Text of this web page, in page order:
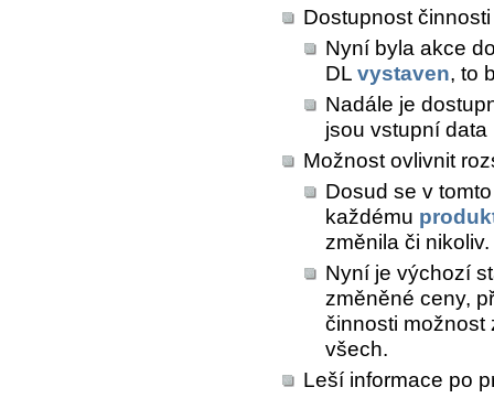
Dostupnost
Nyní byla akce
DL vystaven, to
Nadále je
jsou vstupní
Možnost ovlivnit
Dosud se v
každému
změnila či nikoliv.
Nyní je výchozí
změněné ceny,
činnosti možnost
všech.
Leší informace po